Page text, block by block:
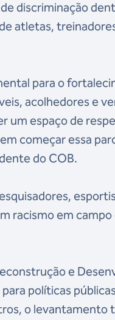
discriminação
atletas,
para o
acolhedores e
um espaço de
começar essa
do COB.
racismo em campo
e
políticas
o levantamento